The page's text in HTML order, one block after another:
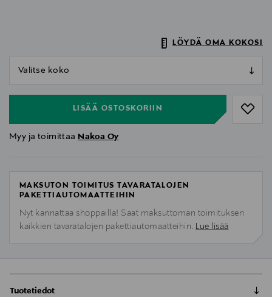
LÖYDÄ OMA KOKOSI
LISÄÄ OSTOSKORIIN
Myy ja toimittaa Nakoa Oy
MAKSUTON TOIMITUS TAVARATALOJEN
PAKETTIAUTOMAATTEIHIN
Nyt kannattaa shoppailla! Saat maksuttoman toimituksen
kaikkien tavaratalojen pakettiautomaatteihin. Lue lisää
Tuotetiedot